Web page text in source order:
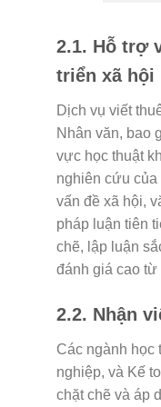
2.1. Hỗ trợ
triển xã hội
Dịch vụ viết
Nhân văn, bao
vực học thuật
nghiên cứu của
vấn đề xã hội,
pháp luận tiên
chẽ, lập luận
đánh giá cao
2.2. Nhận
Các ngành học
nghiệp, và Kế
chặt chẽ và áp